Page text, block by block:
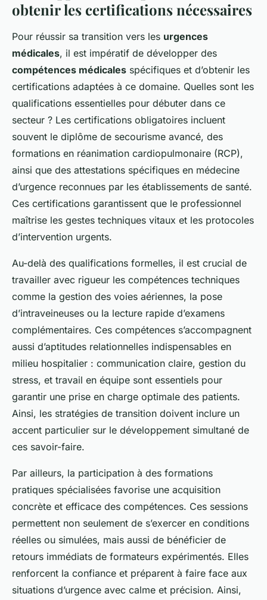
obtenir les certifications nécessaires
Pour réussir sa transition vers les urgences
médicales, il est impératif de développer des
compétences médicales spécifiques et d’obtenir les
certifications adaptées à ce domaine. Quelles sont les
qualifications essentielles pour débuter dans ce
secteur ? Les certifications obligatoires incluent
souvent le diplôme de secourisme avancé, des
formations en réanimation cardiopulmonaire (RCP),
ainsi que des attestations spécifiques en médecine
d’urgence reconnues par les établissements de santé.
Ces certifications garantissent que le professionnel
maîtrise les gestes techniques vitaux et les protocoles
d’intervention urgents.
Au-delà des qualifications formelles, il est crucial de
travailler avec rigueur les compétences techniques
comme la gestion des voies aériennes, la pose
d’intraveineuses ou la lecture rapide d’examens
complémentaires. Ces compétences s’accompagnent
aussi d’aptitudes relationnelles indispensables en
milieu hospitalier : communication claire, gestion du
stress, et travail en équipe sont essentiels pour
garantir une prise en charge optimale des patients.
Ainsi, les stratégies de transition doivent inclure un
accent particulier sur le développement simultané de
ces savoir-faire.
Par ailleurs, la participation à des formations
pratiques spécialisées favorise une acquisition
concrète et efficace des compétences. Ces sessions
permettent non seulement de s’exercer en conditions
réelles ou simulées, mais aussi de bénéficier de
retours immédiats de formateurs expérimentés. Elles
renforcent la confiance et préparent à faire face aux
situations d’urgence avec calme et précision. Ainsi,